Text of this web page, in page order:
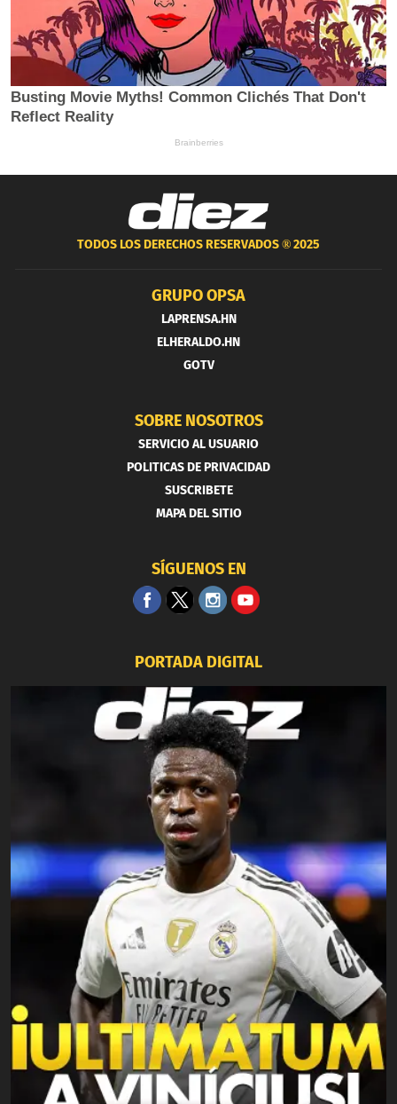
TODOS LOS DERECHOS RESERVADOS ®2025
GRUPO OPSA
LAPRENSA.HN
ELHERALDO.HN
GOTV
SOBRE NOSOTROS
SERVICIO AL USUARIO
POLITICAS DE PRIVACIDAD
SUSCRIBETE
MAPA DEL SITIO
SÍGUENOS EN
PORTADA DIGITAL